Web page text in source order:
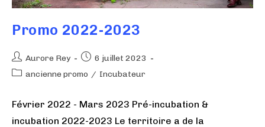
Promo 2022-2023
Aurore Rey
6 juillet 2023
ancienne promo / Incubateur
Février 2022 - Mars 2023 Pré-incubation &
incubation 2022-2023 Le territoire a de la